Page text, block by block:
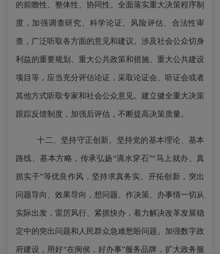
的前瞻性、整体性、协同性。全面落实重大决策程序制
度，加强调查研究、科学论证、风险评估、合法性审
查，广泛听取各方面的意见和建议。涉及社会公众切身
利益的重要规划、重大公共政策和措施、重大公共建设
项目等，应当充分评估论证，采取论证会、听证会或者
其他方式听取专家和社会公众意见。建立健全重大决策
跟踪反馈制度，加强后评估，不断提高决策质量。
十二、坚持守正创新。坚持党的基本理论、基本
路线、基本方略，传承弘扬“滴水穿石”“马上就办、真
抓实干”等优良作风，坚持求真务实、开拓创新，突出
问题导向、效果导向，想问题、作决策、办事情一切从
实际出发，雷厉风行、紧抓快办，着力解决改革发展稳
定中的突出问题和人民群众急难愁盼问题。加强数字政
府建设，用好“在闽侯，好办事”服务品牌，扩大政务服